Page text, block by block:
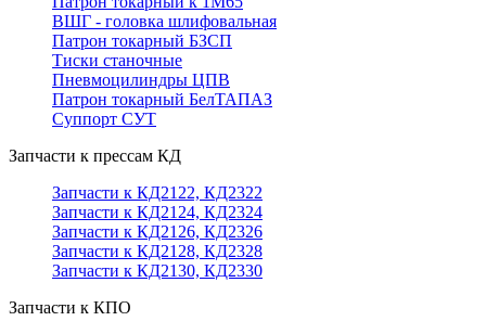
ВШГ - головка шлифовальная
Патрон токарный БЗСП
Тиски станочные
Пневмоцилиндры ЦПВ
Патрон токарный БелТАПАЗ
Суппорт СУТ
Запчасти к прессам КД
Запчасти к КД2122, КД2322
Запчасти к КД2124, КД2324
Запчасти к КД2126, КД2326
Запчасти к КД2128, КД2328
Запчасти к КД2130, КД2330
Запчасти к КПО